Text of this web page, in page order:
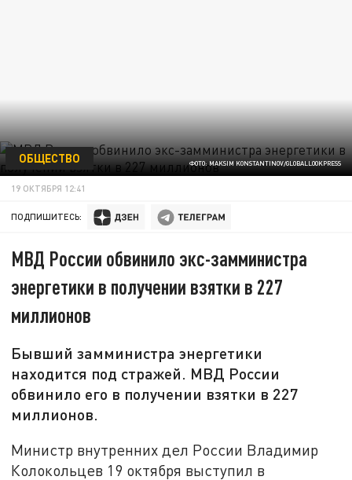
ФОТО: MAKSIM KONSTANTINOV/GLOBALLOOKPRESS
ОБЩЕСТВО
19 ОКТЯБРЯ 12:41
ПОДПИШИТЕСЬ:
МВД России обвинило экс-замминистра
энергетики в получении взятки в 227
миллионов
Бывший замминистра энергетики
находится под стражей. МВД России
обвинило его в получении взятки в 227
миллионов.
Министр внутренних дел России Владимир
Колокольцев 19 октября выступил в